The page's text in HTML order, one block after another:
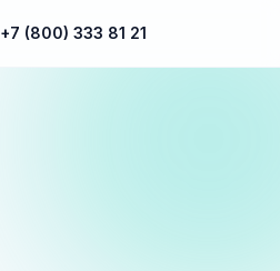
+7 (800) 333 81 21